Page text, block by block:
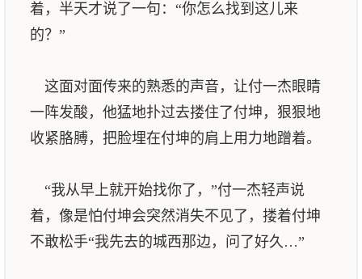
着，半天才说了一句：“你怎么找到这儿来
的？”
这面对面传来的熟悉的声音，让付一杰眼睛
一阵发酸，他猛地扑过去搂住了付坤，狠狠地
收紧胳膊，把脸埋在付坤的肩上用力地蹭着。
“我从早上就开始找你了，”付一杰轻声说
着，像是怕付坤会突然消失不见了，搂着付坤
不敢松手“我先去的城西那边，问了好久…”